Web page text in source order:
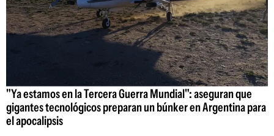
"Ya estamos en la Tercera Guerra Mundial": aseguran que
gigantes tecnológicos preparan un búnker en Argentina para
el apocalipsis